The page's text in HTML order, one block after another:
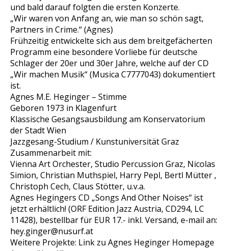
und bald darauf folgten die ersten Konzerte.
„Wir waren von Anfang an, wie man so schön sagt,
Partners in Crime.“ (Agnes)
Frühzeitig entwickelte sich aus dem breitgefächerten
Programm eine besondere Vorliebe für deutsche
Schlager der 20er und 30er Jahre, welche auf der CD
„Wir machen Musik“ (Musica C7777043) dokumentiert
ist.
Agnes M.E. Heginger – Stimme
Geboren 1973 in Klagenfurt
Klassische Gesangsausbildung am Konservatorium
der Stadt Wien
Jazzgesang-Studium / Kunstuniversität Graz
Zusammenarbeit mit:
Vienna Art Orchester, Studio Percussion Graz, Nicolas
Simion, Christian Muthspiel, Harry Pepl, Bertl Mütter ,
Christoph Cech, Claus Stötter, u.v.a.
Agnes Hegingers CD „Songs And Other Noises“ ist
jetzt erhältlich! (ORF Edition Jazz Austria, CD294, LC
11428), bestellbar für EUR 17.- inkl. Versand, e-mail an:
hey.ginger@nusurf.at
Weitere Projekte: Link zu Agnes Heginger Homepage